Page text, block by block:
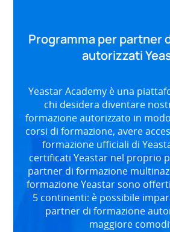
Programma per partner
autorizzati
Yeastar Academy è una
chi desidera diventare
formazione autorizzato in
corsi di formazione, avere
formazione ufficiali di
certificati Yeastar nel proprio
partner di formazione
formazione Yeastar sono
5 continenti: è possibile
partner di formazione
maggiore